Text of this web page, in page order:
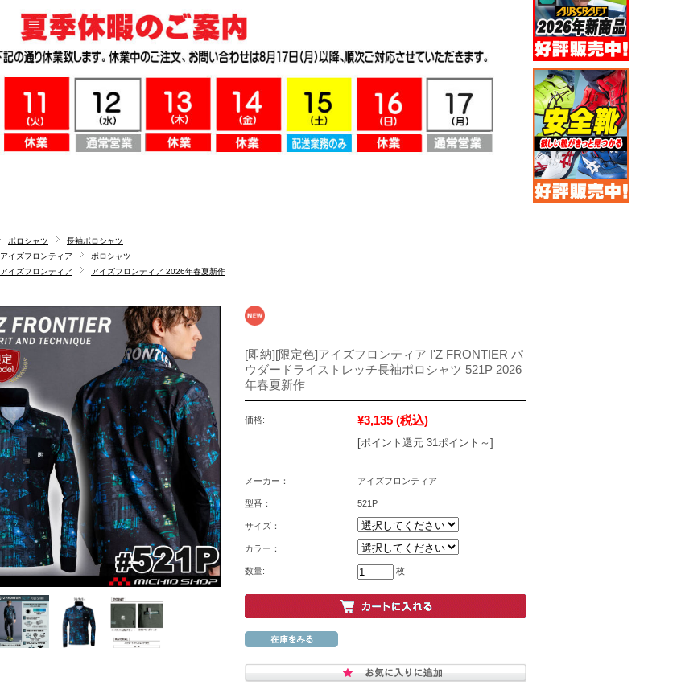
ポロシャツ
長袖ポロシャツ
アイズフロンティア
ポロシャツ
アイズフロンティア アイズフロンティア 2026年春夏新作
[即納][限定色]アイズフロンティア I'Z FRONTIER パ
ウダードライストレッチ長袖ポロシャツ 521P 2026
年春夏新作
価格: ¥3,135 (税込)
[ポイント還元 31ポイント～]
メーカー： アイズフロンティア
型番： 521P
サイズ：
カラー：
数量: 枚